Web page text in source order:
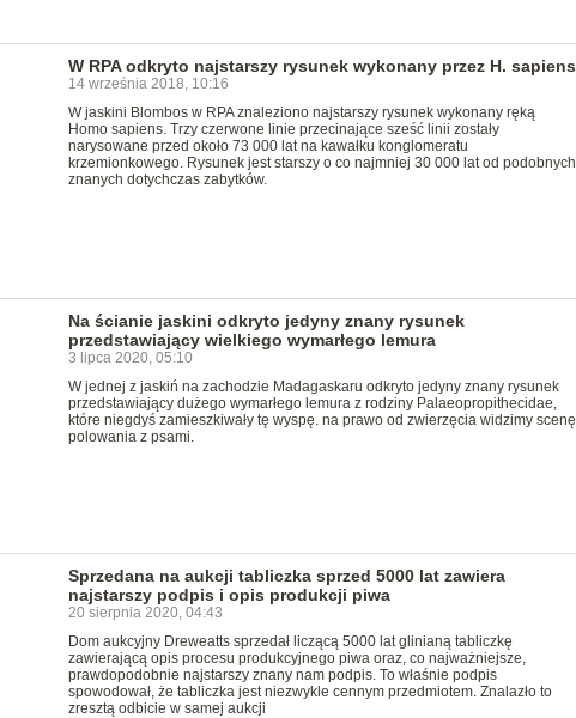
W RPA odkryto najstarszy rysunek wykonany przez H. sapiens
14 września 2018, 10:16
W jaskini Blombos w RPA znaleziono najstarszy rysunek wykonany ręką
Homo sapiens. Trzy czerwone linie przecinające sześć linii zostały
narysowane przed około 73 000 lat na kawałku konglomeratu
krzemionkowego. Rysunek jest starszy o co najmniej 30 000 lat od podobnych
znanych dotychczas zabytków.
Na ścianie jaskini odkryto jedyny znany rysunek
przedstawiający wielkiego wymarłego lemura
3 lipca 2020, 05:10
W jednej z jaskiń na zachodzie Madagaskaru odkryto jedyny znany rysunek
przedstawiający dużego wymarłego lemura z rodziny Palaeopropithecidae,
które niegdyś zamieszkiwały tę wyspę. na prawo od zwierzęcia widzimy scenę
polowania z psami.
Sprzedana na aukcji tabliczka sprzed 5000 lat zawiera
najstarszy podpis i opis produkcji piwa
20 sierpnia 2020, 04:43
Dom aukcyjny Dreweatts sprzedał liczącą 5000 lat glinianą tabliczkę
zawierającą opis procesu produkcyjnego piwa oraz, co najważniejsze,
prawdopodobnie najstarszy znany nam podpis. To właśnie podpis
spowodował, że tabliczka jest niezwykle cennym przedmiotem. Znalazło to
zresztą odbicie w samej aukcji